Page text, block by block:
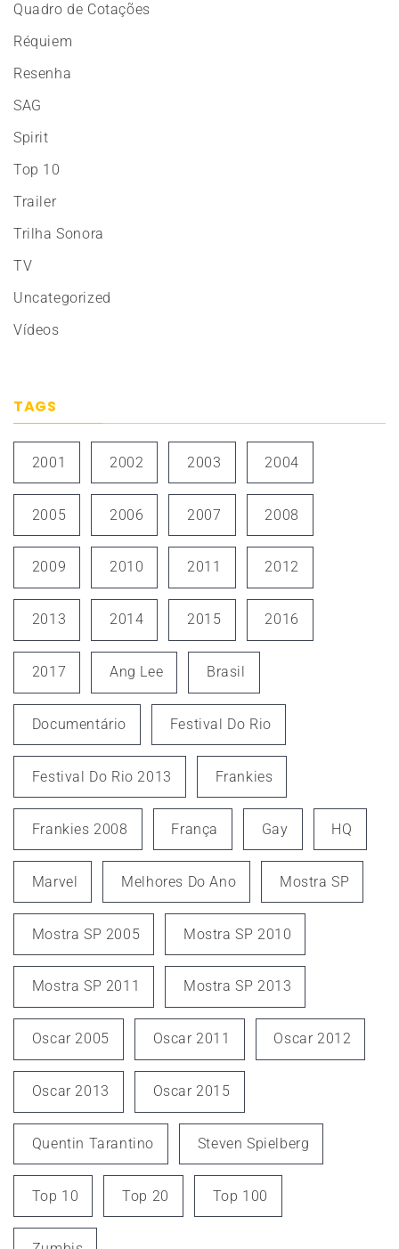
Quadro de Cotações
Réquiem
Resenha
SAG
Spirit
Top 10
Trailer
Trilha Sonora
TV
Uncategorized
Vídeos
TAGS
2001 2002 2003 2004
2005 2006 2007 2008
2009 2010 2011 2012
2013 2014 2015 2016
2017 Ang Lee Brasil
Documentário Festival Do Rio
Festival Do Rio 2013 Frankies
Frankies 2008 França Gay HQ
Marvel Melhores Do Ano Mostra SP
Mostra SP 2005 Mostra SP 2010
Mostra SP 2011 Mostra SP 2013
Oscar 2005 Oscar 2011 Oscar 2012
Oscar 2013 Oscar 2015
Quentin Tarantino Steven Spielberg
Top 10 Top 20 Top 100